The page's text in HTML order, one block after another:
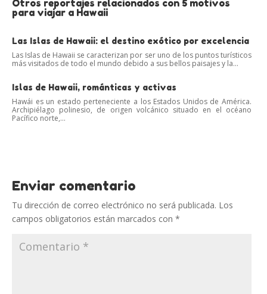
Otros reportajes relacionados con 5 motivos
para viajar a Hawaii
Las Islas de Hawaii: el destino exótico por excelencia
Las Islas de Hawaii se caracterizan por ser uno de los puntos turísticos
más visitados de todo el mundo debido a sus bellos paisajes y la...
Islas de Hawaii, románticas y activas
Hawái es un estado perteneciente a los Estados Unidos de América.
Archipiélago polinesio, de origen volcánico situado en el océano
Pacífico norte,...
Enviar comentario
Tu dirección de correo electrónico no será publicada. Los
campos obligatorios están marcados con *